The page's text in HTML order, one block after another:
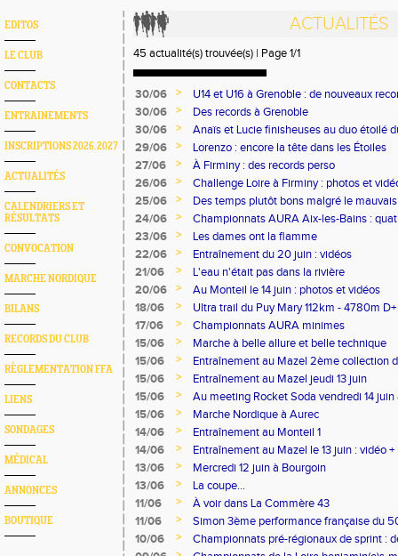
EDITOS
LE CLUB
CONTACTS
ENTRAINEMENTS
INSCRIPTIONS 2026.2027
ACTUALITÉS
CALENDRIERS ET
RÉSULTATS
CONVOCATION
MARCHE NORDIQUE
BILANS
RECORDS DU CLUB
RÈGLEMENTATION FFA
LIENS
SONDAGES
MÉDICAL
ANNONCES
BOUTIQUE
ACTUALITÉS
45 actualité(s) trouvée(s) | Page 1/1
30/06 >
U14 et U16 à Grenoble : de nouveaux
30/06
>
Des records à Grenoble
30/06
>
Anaïs et Lucie finisheuses au duo étoilé
29/06
>
Lorenzo : encore la tête dans les Étoiles
27/06
>
À Firminy : des records perso
26/06
>
Challenge Loire à Firminy : photos et
25/06
>
Des temps plutôt bons malgré le
24/06
>
Championnats AURA Aix-les-Bains :
23/06
>
Les dames ont la flamme
22/06
>
Entraînement du 20 juin : vidéos
21/06
>
L'eau n'était pas dans la rivière
20/06
>
Au Monteil le 14 juin : photos et vidéos
18/06
>
Ultra trail du Puy Mary 112km - 4780m
17/06
>
Championnats AURA minimes
15/06
>
Marche à belle allure et belle technique
15/06
>
Entraînement au Mazel 2ème collection
15/06
>
Entraînement au Mazel jeudi 13 juin
15/06
>
Au meeting Rocket Soda vendredi 14
15/06
>
Marche Nordique à Aurec
14/06
>
Entraînement au Monteil 1
14/06
>
Entraînement au Mazel le 13 juin : vidéo +
13/06
>
Mercredi 12 juin à Bourgoin
13/06
>
La coupe...
11/06
>
À voir dans La Commère 43
11/06
>
Simon 3ème performance française du
10/06
>
Championnats pré-régionaux de sprint :